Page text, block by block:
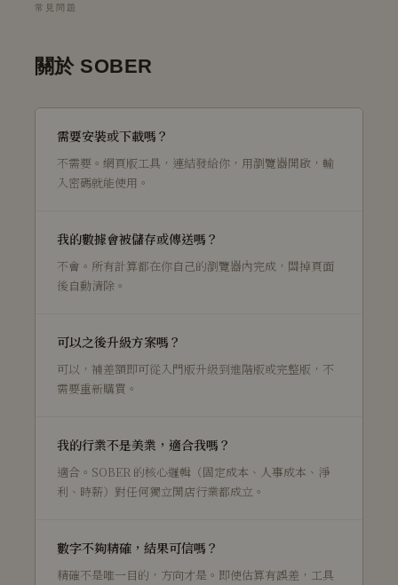
常見問題
關於 SOBER
需要安裝或下載嗎？
不需要。網頁版工具，連結發給你，用瀏覽器開啟，輸
入密碼就能使用。
我的數據會被儲存或傳送嗎？
不會。所有計算都在你自己的瀏覽器內完成，關掉頁面
後自動清除。
可以之後升級方案嗎？
可以，補差額即可從入門版升級到進階版或完整版，不
需要重新購買。
我的行業不是美業，適合我嗎？
適合。SOBER 的核心邏輯（固定成本、人事成本、淨
利、時薪）對任何獨立開店行業都成立。
數字不夠精確，結果可信嗎？
精確不是唯一目的，方向才是。即使估算有誤差，工具